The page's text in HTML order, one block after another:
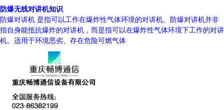
防爆无线对讲机知识
防爆对讲机 是指可以工作在爆炸性气体环境的对讲机。防爆对讲机并非
指自身能抵抗爆炸的对讲机，而是指可以在爆炸性气体环境下工作的对讲
机。适用于环境恶劣、存在危险可燃气体